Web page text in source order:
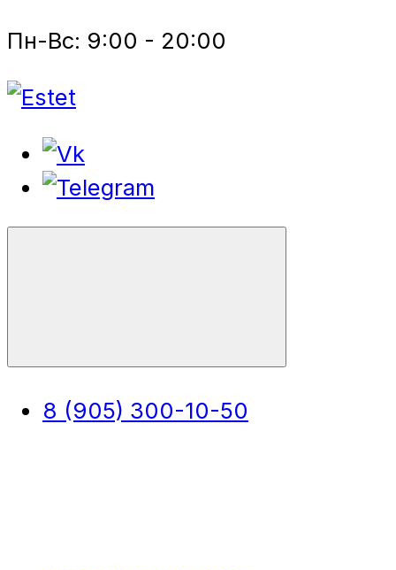
Пн-Вс: 9:00 - 20:00
8 (905) 300-10-50